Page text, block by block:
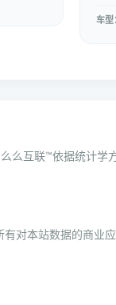
车
么互联™依据统计学
对本站数据的商业